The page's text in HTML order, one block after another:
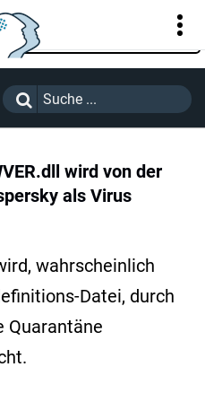
wird von der
als Virus
wahrscheinlich
Datei, durch
Quarantäne